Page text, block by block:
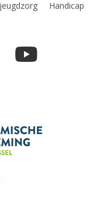
Handicap